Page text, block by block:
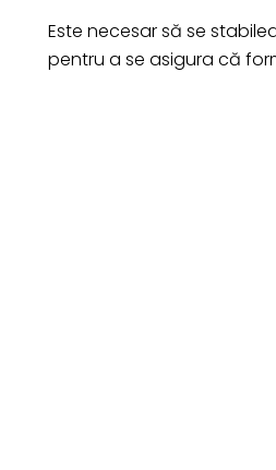
Este necesar să se
pentru a se asigura că